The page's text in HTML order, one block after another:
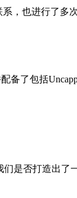
，也进行了
备了包括
是否打造出了